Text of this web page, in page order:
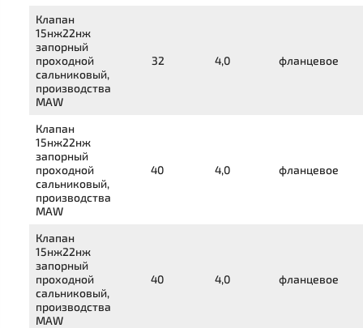
Клапан
15нж22нж
запорный
проходной
сальниковый,
производства
MAW
32 4,0 фланцевое
Клапан
15нж22нж
запорный
проходной
сальниковый,
производства
MAW
40 4,0 фланцевое
Клапан
15нж22нж
запорный
проходной
сальниковый,
производства
MAW
40 4,0 фланцевое